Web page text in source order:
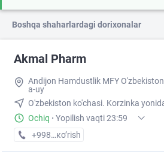
Boshqa shaharlardagi dorixonalar
Akmal Pharm
Andijon Hamdustlik MFY
a-uy
O'zbekiston ko'chasi. Korzinka
Ochiq · Yopilish vaqti 23:59
+998 (90) XXX-XX-XX
кo’rish